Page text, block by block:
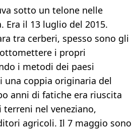
sotto un telone nelle
Era il 13 luglio del 2015.
tra cerberi, spesso sono gli
i propri
i metodi dei paesi
una coppia originaria del
anni di fatiche era riuscita
nel veneziano,
agricoli. Il 7 maggio sono